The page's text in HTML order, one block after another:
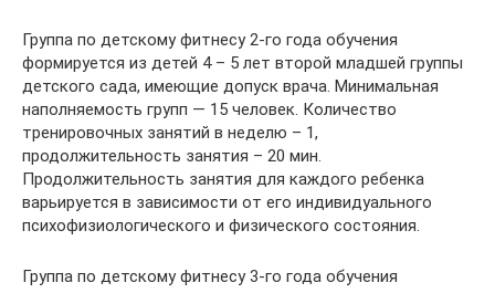
Группа по детскому фитнесу 2-го года обучения
формируется из детей 4 – 5 лет второй младшей группы
детского сада, имеющие допуск врача. Минимальная
наполняемость групп — 15 человек. Количество
тренировочных занятий в неделю – 1,
продолжительность занятия – 20 мин.
Продолжительность занятия для каждого ребенка
варьируется в зависимости от его индивидуального
психофизиологического и физического состояния.
Группа по детскому фитнесу 3-го года обучения